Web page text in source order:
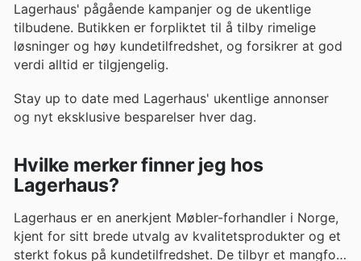
Lagerhaus' pågående kampanjer og de ukentlige
tilbudene. Butikken er forpliktet til å tilby rimelige
løsninger og høy kundetilfredshet, og forsikrer at god
verdi alltid er tilgjengelig.
Stay up to date med Lagerhaus' ukentlige annonser
og nyt eksklusive besparelser hver dag.
Hvilke merker finner jeg hos
Lagerhaus?
Lagerhaus er en anerkjent Møbler-forhandler i Norge,
kjent for sitt brede utvalg av kvalitetsprodukter og et
sterkt fokus på kundetilfredshet. De tilbyr et mangfold